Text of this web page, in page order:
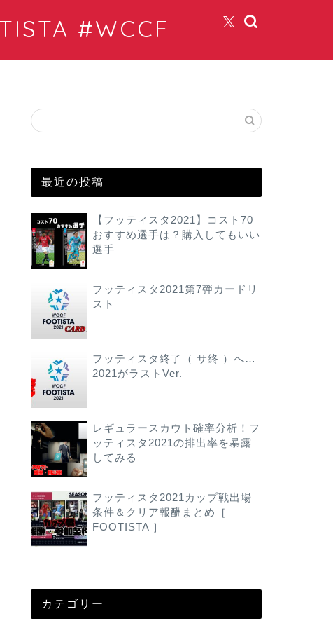
#WCCF
最近の投稿
【フッティスタ2021】コスト70
おすすめ選手は？購入してもいい
選手
フッティスタ2021第7弾カードリ
スト
フッティスタ終了（ サ終 ）へ…
2021がラストVer.
レギュラースカウト確率分析！フ
ッティスタ2021の排出率を暴露
してみる
フッティスタ2021カップ戦出場
条件＆クリア報酬まとめ［
FOOTISTA ］
カテゴリー